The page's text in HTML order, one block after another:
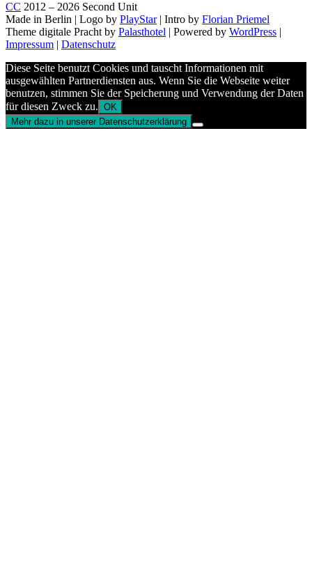
CC 2012 – 2026 Second Unit
Made in Berlin | Logo by PlayStar| Intro by Florian Priemel
Theme digitale Pracht by Palasthotel | Powered by WordPress |
Impressum | Datenschutz
Diese Seite benutzt Cookies und tauscht Informationen mit
ausgewählten Partnerdiensten aus. Wenn Sie die Webseite weiter
benutzen, stimmen Sie der Speicherung und Verwendung der Daten
für diesen Zweck zu. OK
Mehr dazu in unserer Datenschutzerklärung